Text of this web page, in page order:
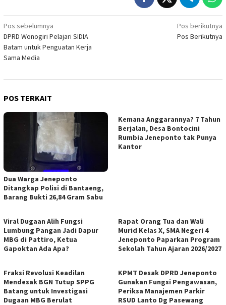
Navigasi
pos
Pos sebelumnya
DPRD Wonogiri Pelajari SIDIA
Batam untuk Penguatan Kerja
Sama Media
Pos berikutnya
Pos Berikutnya
POS TERKAIT
Dua Warga Jeneponto
Ditangkap Polisi di Bantaeng,
Barang Bukti 26,84 Gram Sabu
Kemana Anggarannya? 7 Tahun
Berjalan, Desa Bontocini
Rumbia Jeneponto tak Punya
Kantor
Viral Dugaan Alih Fungsi
Lumbung Pangan Jadi Dapur
MBG di Pattiro, Ketua
Gapoktan Ada Apa?
Rapat Orang Tua dan Wali
Murid Kelas X, SMA Negeri 4
Jeneponto Paparkan Program
Sekolah Tahun Ajaran 2026/2027
Fraksi Revolusi Keadilan
Mendesak BGN Tutup SPPG
Batang untuk Investigasi
Dugaan MBG Berulat
KPMT Desak DPRD Jeneponto
Gunakan Fungsi Pengawasan,
Periksa Manajemen Parkir
RSUD Lanto Dg Pasewang